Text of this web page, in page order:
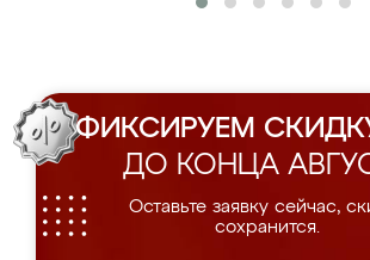
ФИКСИРУЕМ
ДО КОНЦА
Оставьте заявку сейчас,
сохранится.